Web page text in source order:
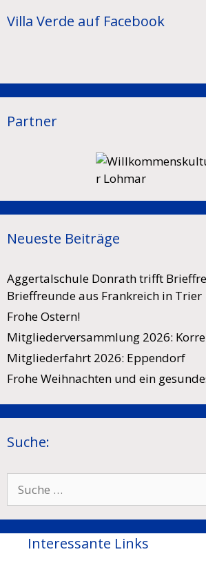
Villa Verde auf Facebook
Partner
Neueste Beiträge
Aggertalschule Donrath trifft
Brieffreunde aus Frankreich in Trier
Frohe Ostern!
Mitgliederversammlung 2026:
Mitgliederfahrt 2026: Eppendorf
Frohe Weihnachten und ein
Suche:
nach:
Interessante Links